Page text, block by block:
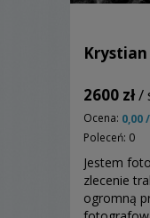
2600 zł/
Ocena: 0,00
Poleceń: 0
Jestem
zlecenie
ogromną